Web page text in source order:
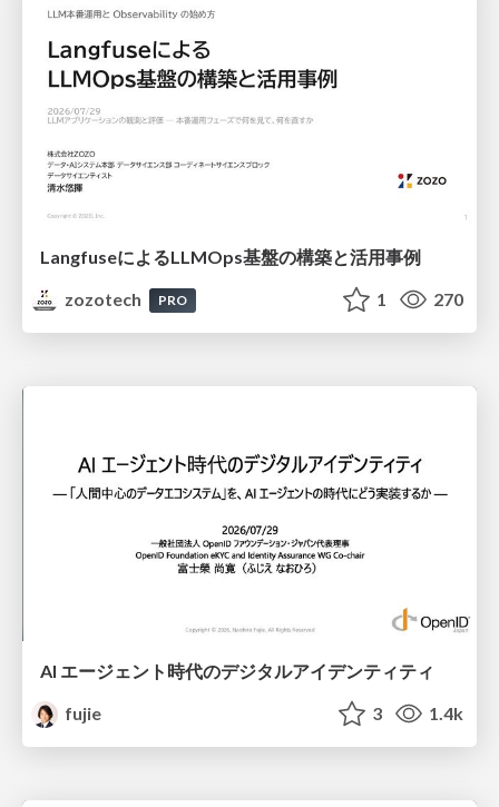
LangfuseによるLLMOps基盤の構築と活用事例
zozotech
PRO 1 270
AI エージェント時代のデジタルアイデンティティ
fujie
3 1.4k